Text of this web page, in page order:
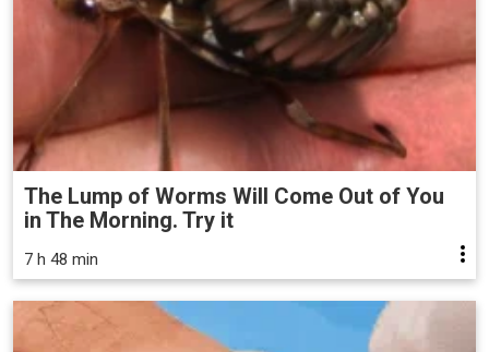
The Lump of Worms Will Come Out of You
in The Morning. Try it
7 h 48 min